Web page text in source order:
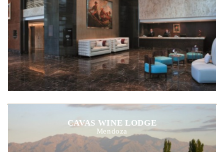
CAVAS WINE LODGE
Mendoza